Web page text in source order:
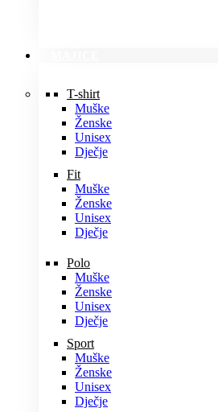
T-shirt
Muške
Ženske
Unisex
Dječje
Fit
Muške
Ženske
Unisex
Dječje
Polo
Muške
Ženske
Unisex
Dječje
Sport
Muške
Ženske
Unisex
Dječje